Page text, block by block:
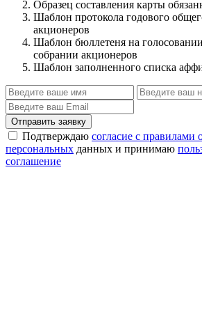
Образец составления карты
Шаблон протокола годового
акционеров
Шаблон бюллетеня на
собрании акционеров
Шаблон заполненного списка
Отправить заявку
Подтверждаю согласие с правилами
персональных данных и принимаю
соглашение